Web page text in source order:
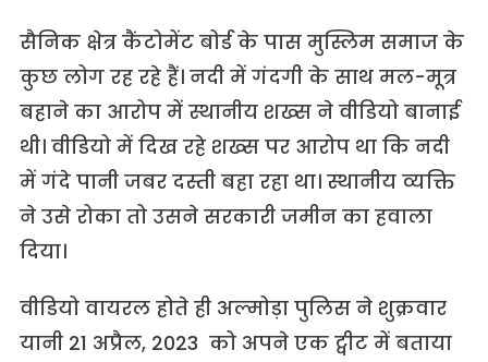
सैनिक क्षेत्र कैंटोमेंट बोर्ड के पास मुस्लिम समाज के
कुछ लोग रह रहे हैं। नदी में गंदगी के साथ मल-मूत्र
बहाने का आरोप में स्थानीय शख्स ने वीडियो बानाई
थी। वीडियो में दिख रहे शख्स पर आरोप था कि नदी
में गंदे पानी जबर दस्ती बहा रहा था। स्थानीय व्यक्ति
ने उसे रोका तो उसने सरकारी जमीन का हवाला
दिया।
वीडियो वायरल होते ही अल्मोड़ा पुलिस ने शुक्रवार
यानी 21 अप्रैल, 2023 को अपने एक ट्वीट में बताया